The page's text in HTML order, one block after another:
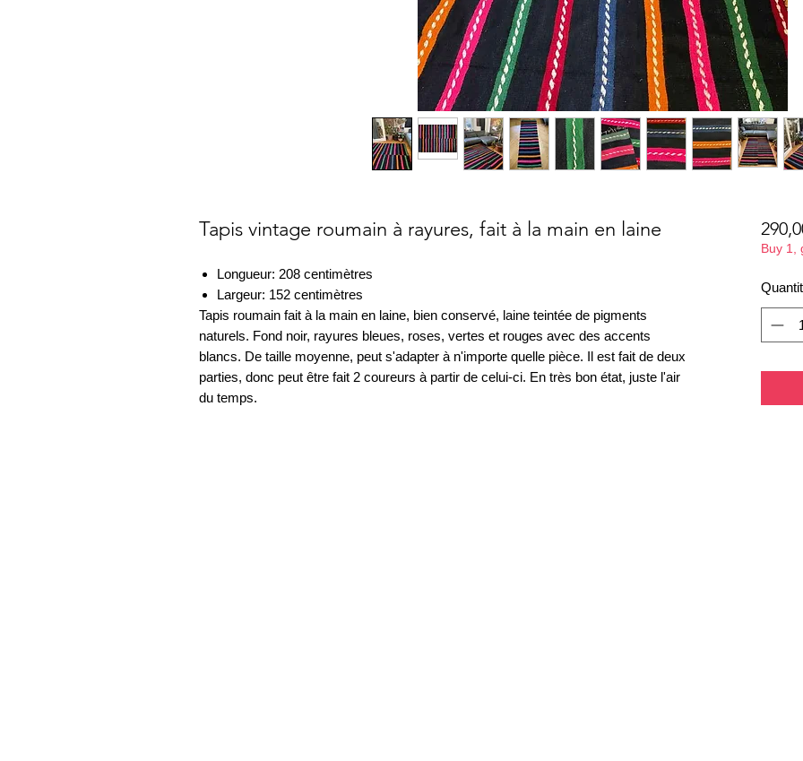
Tapis vintage roumain à rayures, fait à la main en laine
Longueur: 208 centimètres
Largeur: 152 centimètres
Tapis roumain fait à la main en laine, bien conservé, laine teintée de pigments
naturels. Fond noir, rayures bleues, roses, vertes et rouges avec des accents
blancs. De taille moyenne, peut s'adapter à n'importe quelle pièce. Il est fait de deux
parties, donc peut être fait 2 coureurs à partir de celui-ci. En très bon état, juste l'air
du temps.
Buy 1,